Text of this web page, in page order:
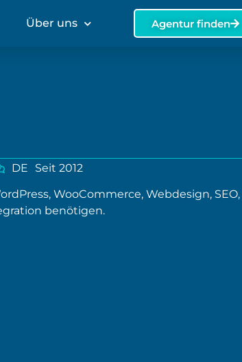
Über uns Agentur finden
DE
Seit 2012
WooCommerce, Webdesign, SEO,
benötigen.